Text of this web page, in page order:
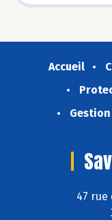
Accueil
47